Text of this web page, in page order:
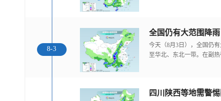
8-3
全国仍有大范围降
今天（8月3日），全国仍
至华北、东北一带。在副